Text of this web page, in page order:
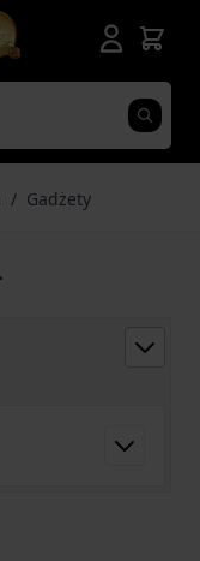
/ Gadżety